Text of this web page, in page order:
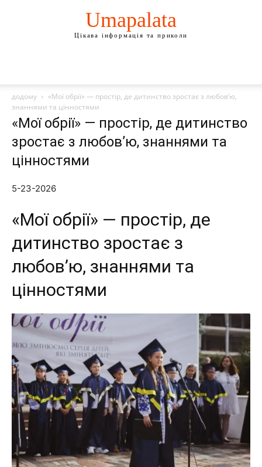
Umapalata
Цікава інформація та приколи
додому
«Мої обрії» — простір, де дитинство зростає з любов’ю,
знаннями та цінностями
«Мої обрії» — простір, де дитинство
зростає з любов’ю, знаннями та
цінностями
5-23-2026
«Мої обрії» — простір, де
дитинство зростає з
любов’ю, знаннями та
цінностями